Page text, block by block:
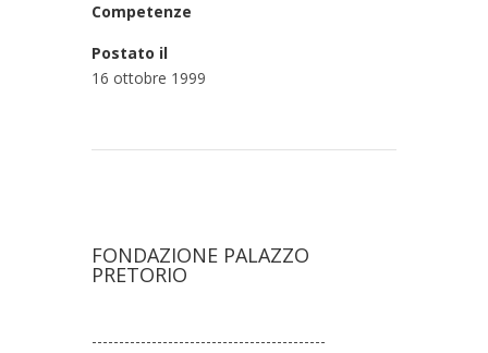
Competenze
Postato il
16 ottobre 1999
FONDAZIONE PALAZZO
PRETORIO
-------------------------------------------